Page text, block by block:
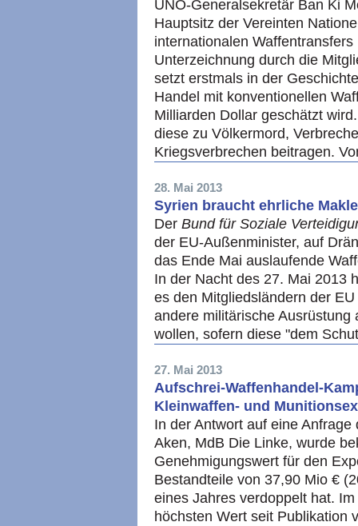
UNO-Generalsekretär Ban Ki
Hauptsitz der Vereinten
internationalen
Unterzeichnung durch die
setzt erstmals in der
Handel mit konventionellen
Milliarden Dollar geschätzt
diese zu Völkermord,
Kriegsverbrechen beitragen.
28. Mai 2013
Syrien braucht ehrliche
Der Bund für Soziale
der EU-Außenminister, auf
das Ende Mai auslaufende
In der Nacht des 27. Mai 2013
es den Mitgliedsländern der
andere militärische
wollen, sofern diese "dem
27. Mai 2013
Aufschrei-Waffenhandel-
Kleinwaffen- und
In der Antwort auf eine
Aken, MdB Die Linke, wurde
Genehmigungswert für den
Bestandteile von 37,90 Mio €
eines Jahres verdoppelt hat.
höchsten Wert seit Publikation